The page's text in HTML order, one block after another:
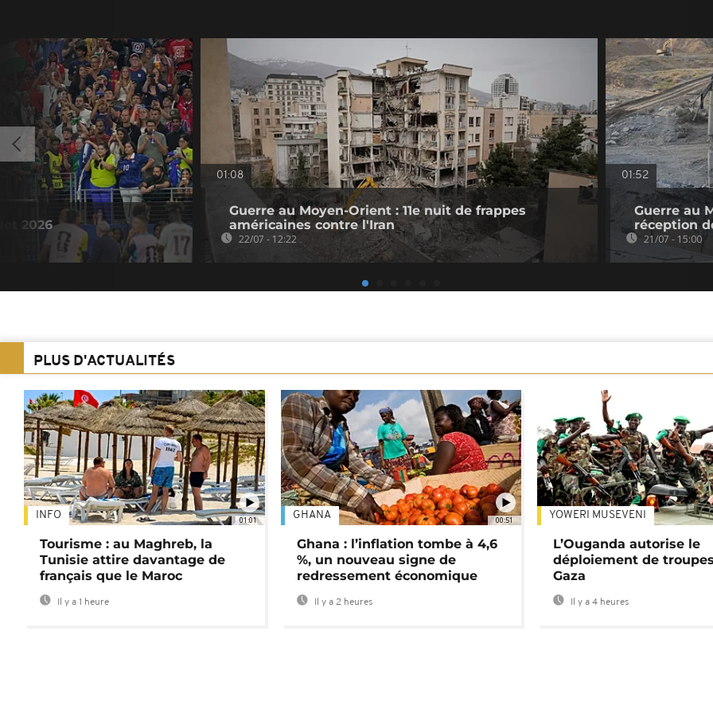
2026
01:08
Guerre au Moyen-Orient : 11e nuit de frappes
américaines contre l'Iran
22/07 - 12:22
01:52
Guerre au
réception
21/07 - 15:00
PLUS D'ACTUALITÉS
01:01
INFO
Tourisme : au Maghreb, la
Tunisie attire davantage de
français que le Maroc
Il y a 1 heure
00:51
GHANA
Ghana : l’inflation tombe à 4,6
%, un nouveau signe de
redressement économique
Il y a 2 heures
YOWERI MUSEVENI
L’Ouganda autorise le
déploiement de
Gaza
Il y a 4 heures